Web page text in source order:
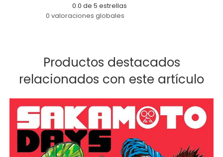
0.0 de 5 estrellas
0 valoraciones globales
Productos destacados
relacionados con este artículo